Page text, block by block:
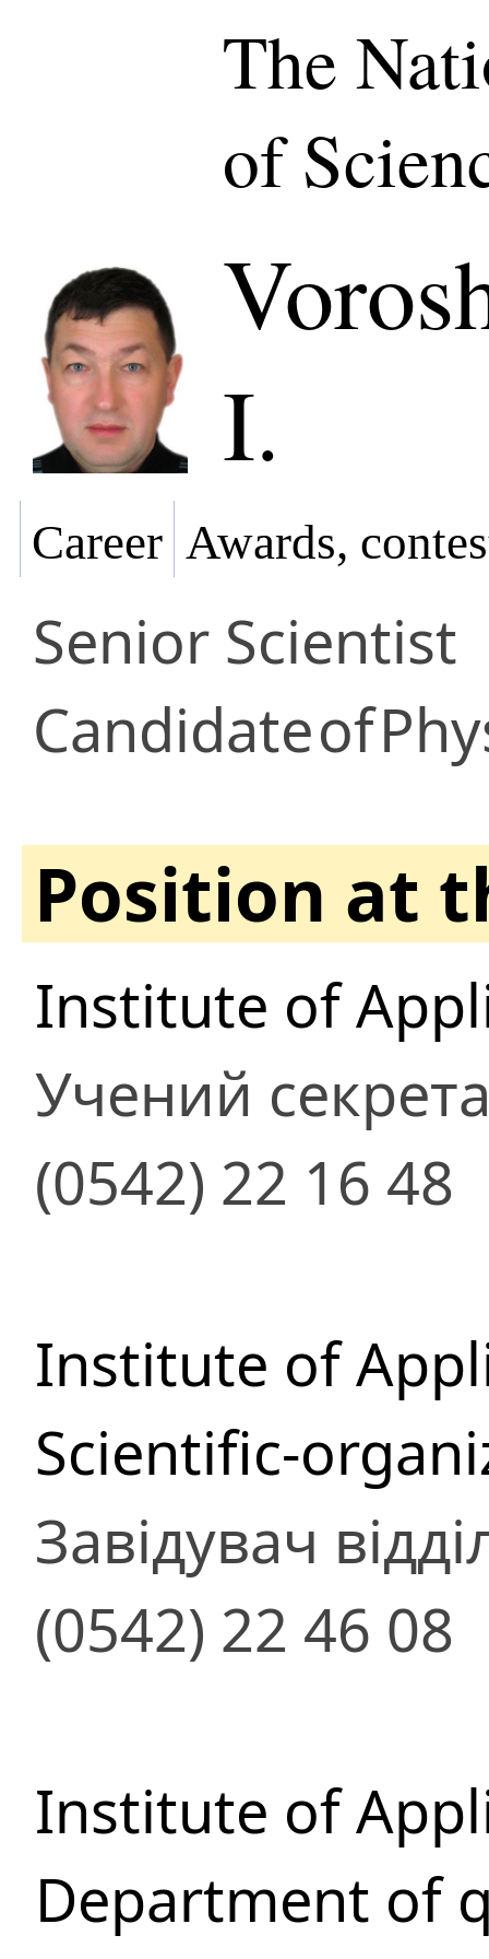
The
of
I.
Career Awards,
Senior Scientist
Candidateof
Position at
Institute of
Учений
(0542) 22 16 48
Institute of
Scientific-
Завідувач
(0542) 22 46 08
Institute of
Department of